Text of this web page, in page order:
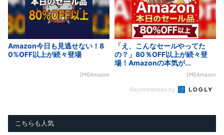
Amazon今日も見逃せない！8
0%OFF以上が続々登場
[PR]Amazon
「え、こんなセールやってた
の？」80％OFF以上が続々登
場！Amazonの本気が...
[PR]Amazon
Recommended by
こちらも人気